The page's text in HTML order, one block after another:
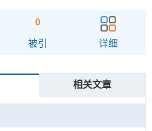
0
被引 详细
相关文章